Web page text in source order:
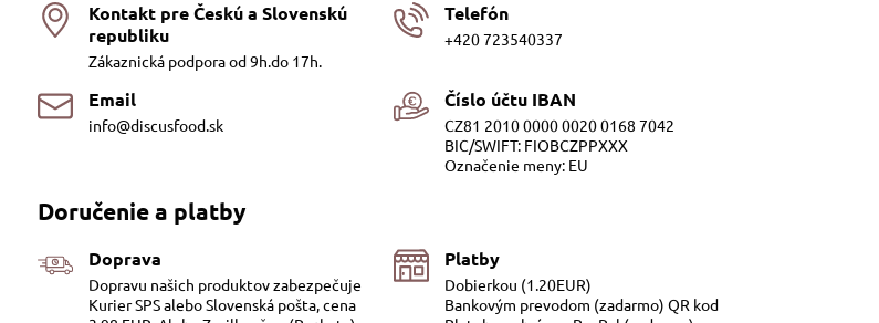
Kontakt pre Českú a Slovenskú
republiku
Zákaznická podpora od 9h.do 17h.
Telefón
+420 723540337
Email
info@discusfood.sk
Číslo účtu IBAN
CZ81 2010 0000 0020 0168 7042
BIC/SWIFT: FIOBCZPPXXX
Označenie meny: EU
Doručenie a platby
Doprava
Dopravu našich produktov zabezpečuje
Kurier SPS alebo Slovenská pošta, cena
Platby
Dobierkou (1.20EUR)
Bankovým prevodom (zadarmo) QR kod